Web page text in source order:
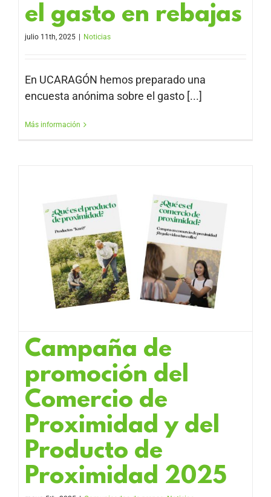
el gasto en rebajas
julio 11th, 2025 Noticias
En UCARAGÓN hemos preparado una
encuesta anónima sobre el gasto [...]
Más información
Campaña de
promoción del
Comercio de
Proximidad y del
Producto de
Proximidad 2025